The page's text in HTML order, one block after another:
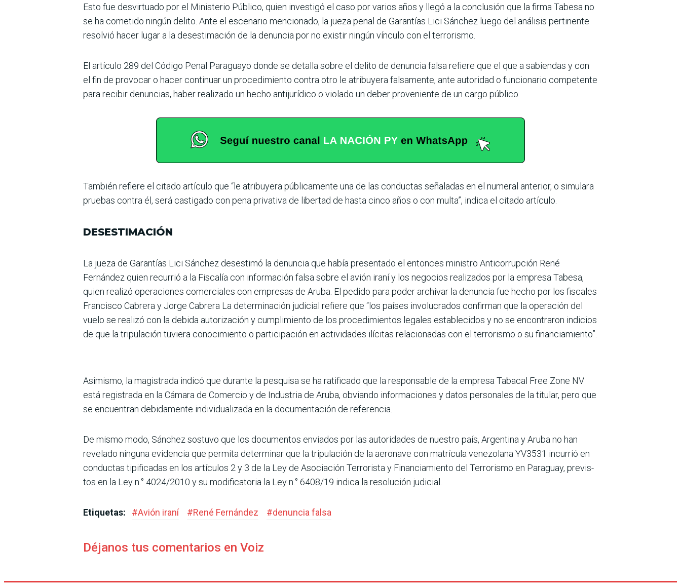
Esto fue desvirtuado por el Ministerio Público, quien investigó el caso por varios años y llegó a la conclusión que la firma Tabesa no
se ha cometido ningún delito. Ante el escenario mencionado, la jueza penal de Garantías Lici Sánchez luego del análisis per­tinente
resolvió hacer lugar a la desestimación de la denuncia por no existir ningún vínculo con el terrorismo.
El artículo 289 del Código Penal Paraguayo donde se detalla sobre el delito de denuncia falsa refiere que el que a sabiendas y con
el fin de provocar o hacer continuar un procedimiento contra otro le atribuyera falsamente, ante autoridad o funcionario com­petente
para recibir denun­cias, haber realizado un hecho antijurídico o violado un deber proveniente de un cargo público.
También refiere el citado artí­culo que “le atribuyera públi­camente una de las conductas señaladas en el numeral ante­rior, o simulara
pruebas con­tra él, será castigado con pena privativa de libertad de hasta cinco años o con multa”, indica el citado artículo.
DESESTIMACIÓN
La jueza de Garantías Lici Sán­chez desestimó la denuncia que había presentado el enton­ces ministro Anticorrupción René
Fernández quien recu­rrió a la Fiscalía con informa­ción falsa sobre el avión iraní y los negocios realizados por la empresa Tabesa,
quien realizó operaciones comerciales con empresas de Aruba. El pedido para poder archivar la denun­cia fue hecho por los fiscales
Francisco Cabrera y Jorge Cabrera La determinación judicial refiere que “los países involucrados confirman que la operación del
vuelo se rea­lizó con la debida autorización y cumplimiento de los proce­dimientos legales establecidos y no se encontraron indicios
de que la tripulación tuviera conocimiento o participación en actividades ilícitas relacio­nadas con el terrorismo o su financiamiento”.
Asimismo, la magistrada indicó que durante la pesquisa se ha ratificado que la respon­sable de la empresa Tabacal Free Zone NV
está registrada en la Cámara de Comercio y de Industria de Aruba, obviando informaciones y datos perso­nales de la titular, pero que
se encuentran debidamente indi­vidualizada en la documenta­ción de referencia.
De mismo modo, Sánchez sostuvo que los documentos enviados por las autoridades de nuestro país, Argentina y Aruba no han
revelado nin­guna evidencia que permita determinar que la tripulación de la aeronave con matrícula venezolana YV3531 incurrió en
conductas tipificadas en los artículos 2 y 3 de la Ley de Asociación Terrorista y Financiamiento del Terro­rismo en Paraguay, previs­
tos en la Ley n.° 4024/2010 y su modificatoria la Ley n.° 6408/19 indica la resolución judicial.
Etiquetas: #Avión iraní #René Fernández #denuncia falsa
Déjanos tus comentarios en Voiz